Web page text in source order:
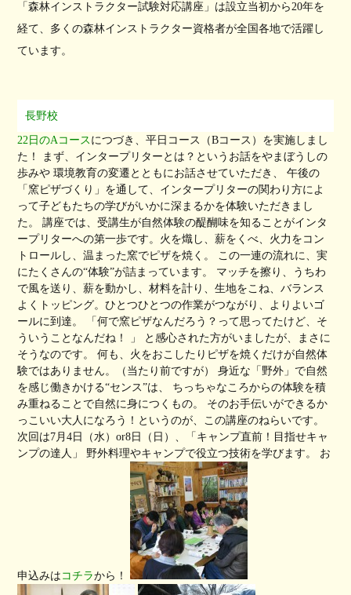
「森林インストラクター試験対応講座」は設立当初から20年を
経て、多くの森林インストラクター資格者が全国各地で活躍し
ています。
長野校
22日のAコース につづき、平日コース（Bコース）を実施しまし
た！ まず、インタープリターとは？というお話をやまぼうしの
歩みや 環境教育の変遷とともにお話させていただき、 午後の
「窯ピザづくり」を通して、インタープリターの関わり方によ
って子どもたちの学びがいかに深まるかを体験いただきまし
た。 講座では、受講生が自然体験の醍醐味を知ることがインタ
ープリターへの第一歩です。火を熾し、薪をくべ、火力をコン
トロールし、温まった窯でピザを焼く。 この一連の流れに、実
にたくさんの“体験”が詰まっています。 マッチを擦り、うちわ
で風を送り、薪を動かし、材料を計り、生地をこね、バランス
よくトッピング。ひとつひとつの作業がつながり、よりよいゴ
ールに到達。 「何で窯ピザなんだろう？って思ってたけど、そ
ういうことなんだね！ 」 と感心された方がいましたが、まさに
そうなのです。 何も、火をおこしたりピザを焼くだけが自然体
験ではありません。（当たり前ですが） 身近な「野外」で自然
を感じ働きかける“センス”は、 ちっちゃなころからの体験を積
み重ねることで自然に身につくもの。 そのお手伝いができるか
っこいい大人になろう！というのが、この講座のねらいです。
次回は7月4日（水）or8日（日）、「キャンプ直前！目指せキャ
ンプの達人」 野外料理やキャンプで役立つ技術を学びます。 お
申込みは コチラから！